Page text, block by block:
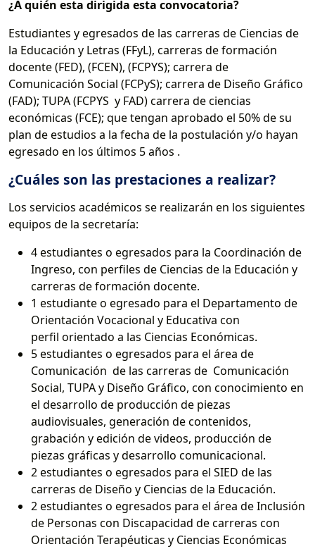
¿A quién esta dirigida esta convocatoria?
Estudiantes y egresados de las carreras de Ciencias de
la Educación y Letras (FFyL), carreras de formación
docente (FED), (FCEN), (FCPYS); carrera de
Comunicación Social (FCPyS); carrera de Diseño Gráfico
(FAD); TUPA (FCPYS y FAD) carrera de ciencias
económicas (FCE); que tengan aprobado el 50% de su
plan de estudios a la fecha de la postulación y/o hayan
egresado en los últimos 5 años .
¿Cuáles son las prestaciones a realizar?
Los servicios académicos se realizarán en los siguientes
equipos de la secretaría:
4 estudiantes o egresados para la Coordinación de
Ingreso, con perfiles de Ciencias de la Educación y
carreras de formación docente.
1 estudiante o egresado para el Departamento de
Orientación Vocacional y Educativa con
perfil orientado a las Ciencias Económicas.
5 estudiantes o egresados para el área de
Comunicación de las carreras de Comunicación
Social, TUPA y Diseño Gráfico, con conocimiento en
el desarrollo de producción de piezas
audiovisuales, generación de contenidos,
grabación y edición de videos, producción de
piezas gráficas y desarrollo comunicacional.
2 estudiantes o egresados para el SIED de las
carreras de Diseño y Ciencias de la Educación.
2 estudiantes o egresados para el área de Inclusión
de Personas con Discapacidad de carreras con
Orientación Terapéuticas y Ciencias Económicas